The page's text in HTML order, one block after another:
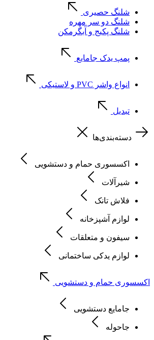
شلنگ حصیری
شلنگ دو سر مهره
شلنگ پکیج و آبگرمکن
پمپ یدک جامایع
انواع واشر PVC و لاستیکی
تبدیل
دسته‌بندی‌ها
اکسسوری حمام و دستشویی
شیرآلات
فلاش تانک
لوازم آشپزخانه
سیفون و متعلقات
لوازم یدکی ساختمانی
اکسسوری حمام و دستشویی
جامایع دستشویی
جاحوله